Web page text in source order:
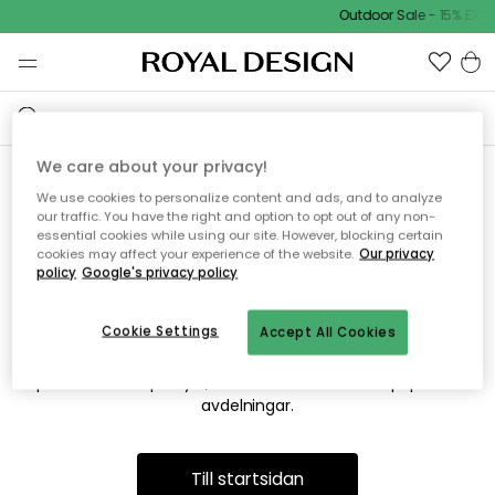
Outdoor Sale - 15%
Vi hittar tyvärr inte sidan du
söker
Detta kan bero på att sidan inte längre finns eller att den har
flyttats. Vi ber om ursäkt för besväret. I menyn ovan kan du
prova att söka på nytt, eller besöka en av våra populära
avdelningar.
Till startsidan
We care about your privacy!
We use cookies to personalize content and ads, and to analyze
our traffic. You have the right and option to opt out of any non-
essential cookies while using our site. However, blocking certain
cookies may affect your experience of the website. Our privacy
policy Google's privacy policy
Accept All Cookies
Cookie Settings